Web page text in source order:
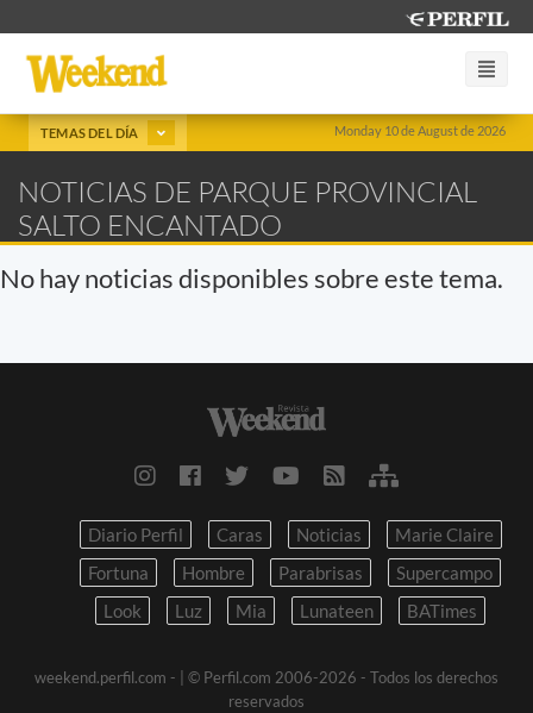
Monday 10 de August de 2026
TEMAS DEL DÍA
NOTICIAS DE PARQUE PROVINCIAL
SALTO ENCANTADO
No hay noticias disponibles sobre este tema.
Diario Perfil Caras Noticias
Marie Claire
Fortuna
Hombre Parabrisas
Supercampo
Look
Luz Mia Lunateen BATimes
weekend.perfil.com -
| © Perfil.com 2006-2026 - Todos los derechos
reservados